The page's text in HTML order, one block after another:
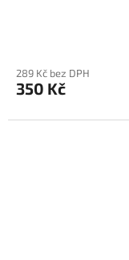
289 Kč bez DPH
350 Kč